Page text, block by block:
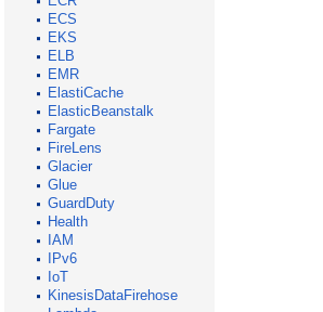
ECS
EKS
ELB
EMR
ElastiCache
ElasticBeanstalk
Fargate
FireLens
Glacier
Glue
GuardDuty
Health
IAM
IPv6
IoT
KinesisDataFirehose